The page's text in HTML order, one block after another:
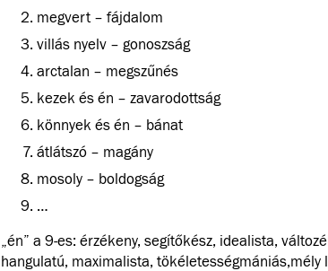
megvert – fájdalom
villás nyelv – gonoszság
arctalan – megszűnés
kezek és én – zavarodottság
könnyek és én – bánat
átlátszó – magány
mosoly – boldogság
…
„én” a 9-es: érzékeny, segítőkész, idealista,
hangulatú, maximalista, tökéletességmániás,mély